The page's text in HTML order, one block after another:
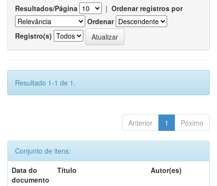
Resultados/Página | Ordenar registros por
Ordenar
Registro(s)
Resultado 1-1 de 1.
Anterior 1 Póximo
Conjunto de itens:
Data do
documento
Título Autor(es)